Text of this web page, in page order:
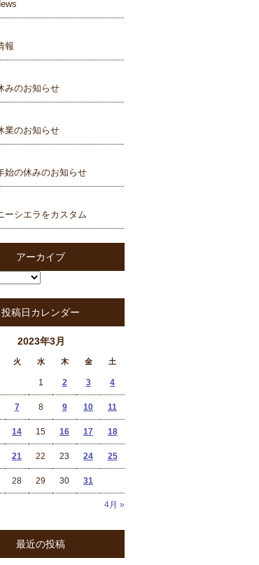
報
みのお知らせ
業のお知らせ
始の休みのお知らせ
ーシエラをカスタム
アーカイブ
投稿日カレンダー
2023年3月
火 水 木 金 土
4月 »
1 2 3 4
7 8 9 10 11
14 15 16 17 18
21 22 23 24 25
28 29 30 31
最近の投稿